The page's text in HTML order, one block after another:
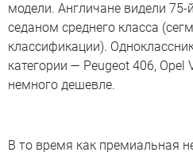
модели. Англичане видели
седаном среднего класса
классификации).
категории — Peugeot 406, Opel
немного дешевле.
В то время как премиальная